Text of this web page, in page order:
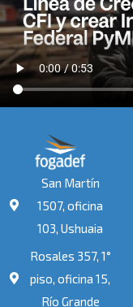
San Martín
1507, oficina
103, Ushuaia
Rosales 357, 1°
piso, oficina 15,
Río Grande